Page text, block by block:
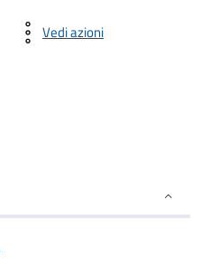
Vedi azioni